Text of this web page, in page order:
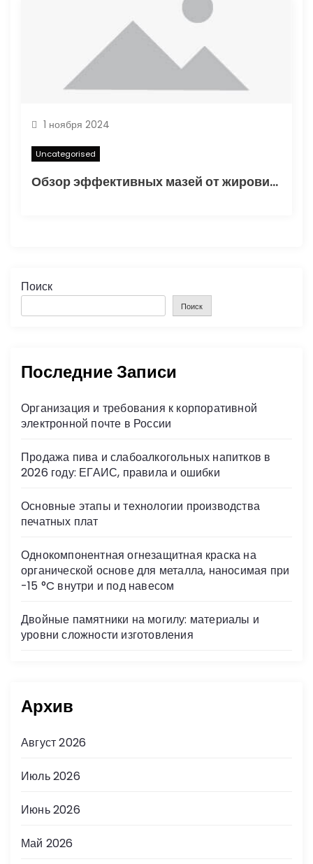
1 ноября 2024
Uncategorised
Обзор эффективных мазей от жировиков с рассасывающим эффектом
Поиск
Поиск
Последние Записи
Организация и требования к корпоративной
электронной почте в России
Продажа пива и слабоалкогольных напитков в
2026 году: ЕГАИС, правила и ошибки
Основные этапы и технологии производства
печатных плат
Однокомпонентная огнезащитная краска на
органической основе для металла, наносимая при
-15 °C внутри и под навесом
Двойные памятники на могилу: материалы и
уровни сложности изготовления
Архив
Август 2026
Июль 2026
Июнь 2026
Май 2026